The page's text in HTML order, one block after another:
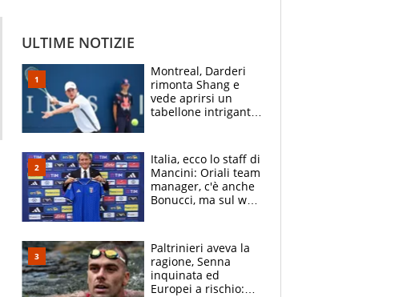
ULTIME NOTIZIE
Montreal, Darderi
rimonta Shang e
vede aprirsi un
tabellone intrigante:
felice del mio livello"
Italia, ecco lo staff di
Mancini: Oriali team
manager, c'è anche
Bonucci, ma sul web
Paltrinieri aveva la
ragione, Senna
inquinata ed
Europei a rischio: